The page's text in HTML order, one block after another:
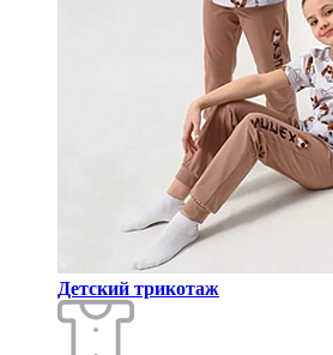
Детский трикотаж